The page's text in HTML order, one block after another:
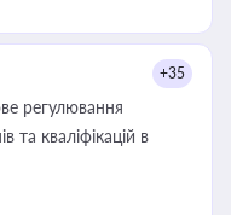
+35
регулювання
та кваліфікацій в